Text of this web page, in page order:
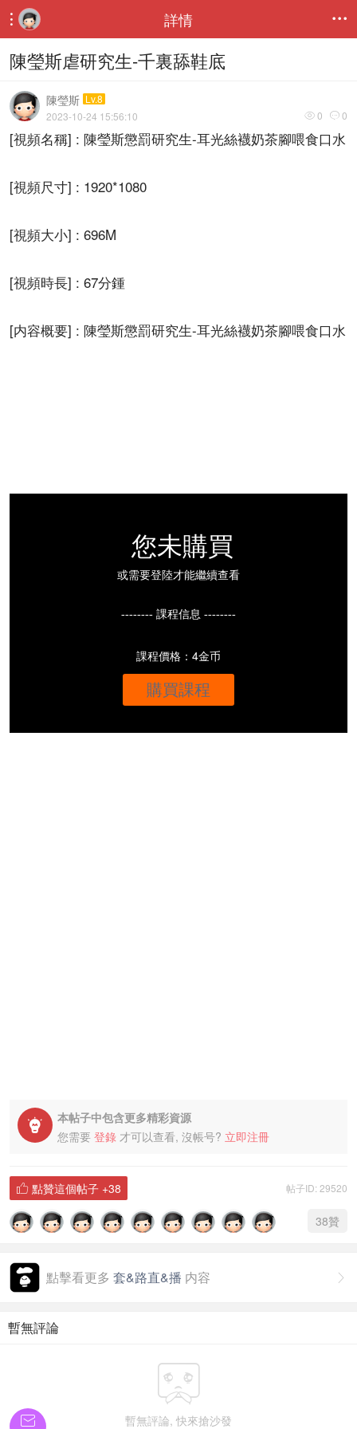
 詳情 
陳瑩斯虐研究生-千裏舔鞋底
陳瑩斯 Lv.8
 0  0
2023-10-24 15:56:10
[視頻名稱] : 陳瑩斯懲罰研究生-耳光絲襪奶茶腳喂食口水
[視頻尺寸] : 1920*1080
[視頻大小] : 696M
[視頻時長] : 67分鍾
[内容概要] : 陳瑩斯懲罰研究生-耳光絲襪奶茶腳喂食口水
您未購買
或需要登陸才能繼續查看
-------- 課程信息 --------
課程價格：4金币
購買課程

本帖子中包含更多精彩資源
您需要 登錄 才可以查看, 沒帳号? 立即注冊
帖子ID: 29520
 點贊這個帖子 +38
38贊

點擊看更多 套&路直&播 内容
暫無評論

暫無評論, 快來搶沙發
